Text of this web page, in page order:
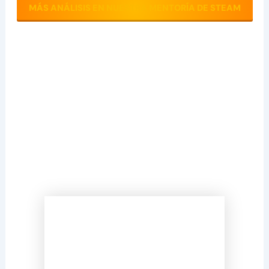
MÁS ANÁLISIS EN NUESTRA MENTORÍA DE STEAM